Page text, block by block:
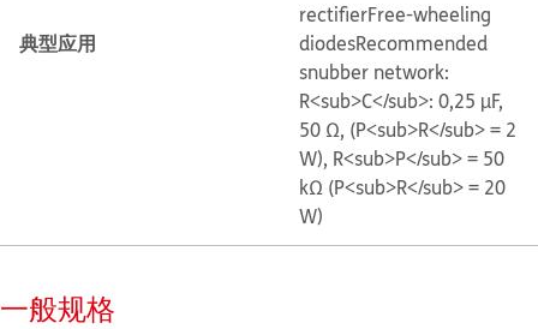
典型应用
rectifierFree-wheeling
diodesRecommended
snubber network:
R<sub>C</sub>: 0,25 µF,
50 Ω, (P<sub>R</sub> = 2
W), R<sub>P</sub> = 50
kΩ (P<sub>R</sub> = 20
W)
一般规格